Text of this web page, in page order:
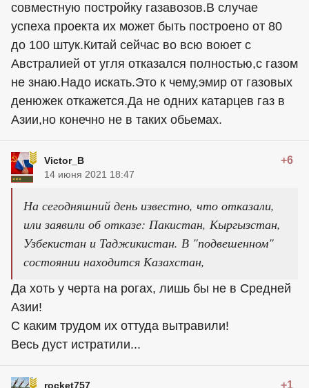
совместную постройку газавозов.В случае
успеха проекта их может быть построено от 80
до 100 штук.Китай сейчас во всю воюет с
Австралией от угля отказался полностью,с газом
не знаю.Надо искать.Это к чему,эмир от газовых
денюжек откажется.Да не одних катарцев газ в
Азии,но конечно не в таких обьемах.
Victor_B +6
14 июня 2021 18:47
На сегодняшний день известно, что отказали,
или заявили об отказе: Пакистан, Кыргызстан,
Узбекистан и Таджикистан. В "подвешенном"
состоянии находится Казахстан,
Да хоть у черта на рогах, лишь бы не в Средней
Азии!
С каким трудом их оттуда вытравили!
Весь дуст истратили...
rocket757 +1